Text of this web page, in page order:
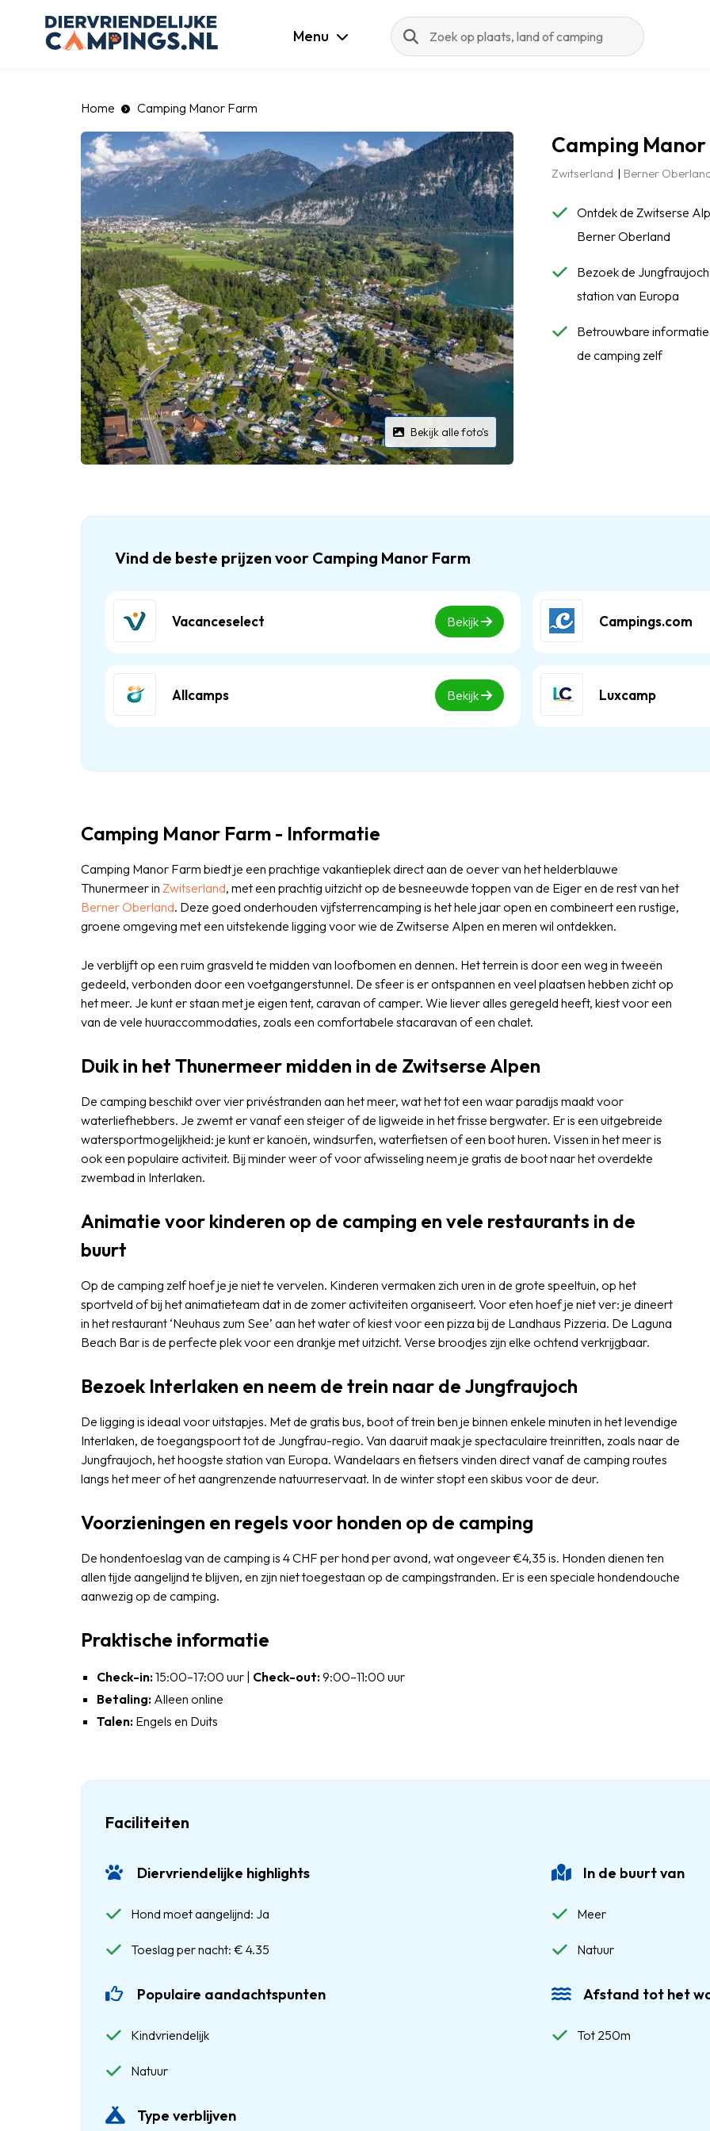
Menu
Zoeken
Home Camping Manor Farm
Bekijk alle foto's
Camping
Zwitserland Berner
Ontdek de Zwitserse
Berner Oberland
Bezoek de
station van Europa
Betrouwbare
de camping zelf
Vind de beste prijzen voor Camping Manor Farm
Vacanceselect Bekijk Campings.com
Allcamps Bekijk Luxcamp
Camping Manor Farm - Informatie
Camping Manor Farm biedt je een prachtige vakantieplek direct aan de oever van het helderblauwe
Thunermeer in Zwitserland, met een prachtig uitzicht op de besneeuwde toppen van de Eiger en de rest van het
Berner Oberland. Deze goed onderhouden vijfsterrencamping is het hele jaar open en combineert een rustige,
groene omgeving met een uitstekende ligging voor wie de Zwitserse Alpen en meren wil ontdekken.
Je verblijft op een ruim grasveld te midden van loofbomen en dennen. Het terrein is door een weg in tweeën
gedeeld, verbonden door een voetgangerstunnel. De sfeer is er ontspannen en veel plaatsen hebben zicht op
het meer. Je kunt er staan met je eigen tent, caravan of camper. Wie liever alles geregeld heeft, kiest voor een
van de vele huuraccommodaties, zoals een comfortabele stacaravan of een chalet.
Duik in het Thunermeer midden in de Zwitserse Alpen
De camping beschikt over vier privéstranden aan het meer, wat het tot een waar paradijs maakt voor
waterliefhebbers. Je zwemt er vanaf een steiger of de ligweide in het frisse bergwater. Er is een uitgebreide
watersportmogelijkheid: je kunt er kanoën, windsurfen, waterfietsen of een boot huren. Vissen in het meer is
ook een populaire activiteit. Bij minder weer of voor afwisseling neem je gratis de boot naar het overdekte
zwembad in Interlaken.
Animatie voor kinderen op de camping en vele restaurants in de
buurt
Op de camping zelf hoef je je niet te vervelen. Kinderen vermaken zich uren in de grote speeltuin, op het
sportveld of bij het animatieteam dat in de zomer activiteiten organiseert. Voor eten hoef je niet ver: je dineert
in het restaurant ‘Neuhaus zum See’ aan het water of kiest voor een pizza bij de Landhaus Pizzeria. De Laguna
Beach Bar is de perfecte plek voor een drankje met uitzicht. Verse broodjes zijn elke ochtend verkrijgbaar.
Bezoek Interlaken en neem de trein naar de Jungfraujoch
De ligging is ideaal voor uitstapjes. Met de gratis bus, boot of trein ben je binnen enkele minuten in het levendige
Interlaken, de toegangspoort tot de Jungfrau-regio. Van daaruit maak je spectaculaire treinritten, zoals naar de
Jungfraujoch, het hoogste station van Europa. Wandelaars en fietsers vinden direct vanaf de camping routes
langs het meer of het aangrenzende natuurreservaat. In de winter stopt een skibus voor de deur.
Voorzieningen en regels voor honden op de camping
De hondentoeslag van de camping is 4 CHF per hond per avond, wat ongeveer €4,35 is. Honden dienen ten
allen tijde aangelijnd te blijven, en zijn niet toegestaan op de campingstranden. Er is een speciale hondendouche
aanwezig op de camping.
Praktische informatie
Check-in:15:00–17:00 uur | Check-out:9:00–11:00 uur
Betaling: Alleen online
Talen: Engels en Duits
Faciliteiten
Diervriendelijke highlights
Hond moet aangelijnd: Ja
Toeslag per nacht: € 4.35
Populaire aandachtspunten
Kindvriendelijk
Natuur
Type verblijven
In de buurt van
Meer
Natuur
Afstand tot het
Tot 250m